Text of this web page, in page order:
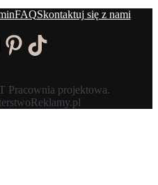
FAQSkontaktuj się z nami
Pracownia projektowa.